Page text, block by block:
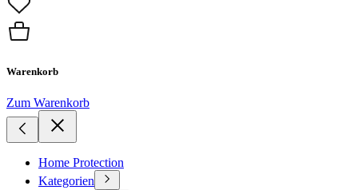
Warenkorb
Zum Warenkorb
Home Protection
Kategorien